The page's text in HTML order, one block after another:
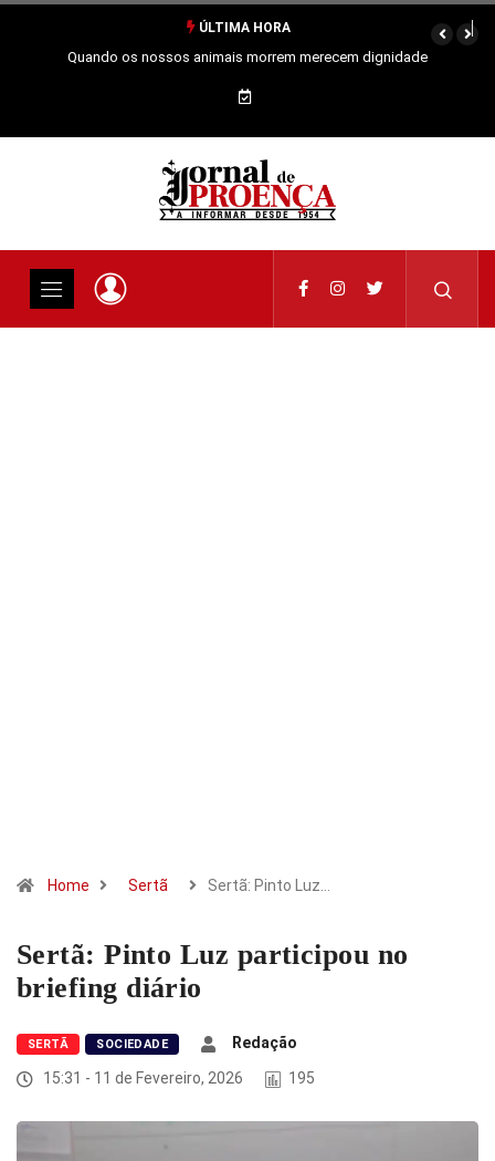
ÚLTIMA HORA
Quando os nossos animais morrem merecem dignidade
Home Sertã Sertã: Pinto Luz…
Sertã: Pinto Luz participou no
briefing diário
SERTÃ SOCIEDADE
Redação
15:31 - 11 de Fevereiro, 2026
195